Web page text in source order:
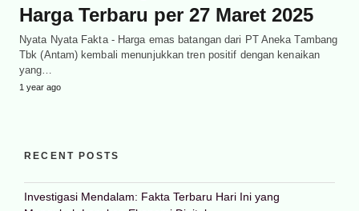
Harga Terbaru per 27 Maret 2025
Nyata Nyata Fakta - Harga emas batangan dari PT Aneka Tambang
Tbk (Antam) kembali menunjukkan tren positif dengan kenaikan
yang…
1 year ago
RECENT POSTS
Investigasi Mendalam: Fakta Terbaru Hari Ini yang